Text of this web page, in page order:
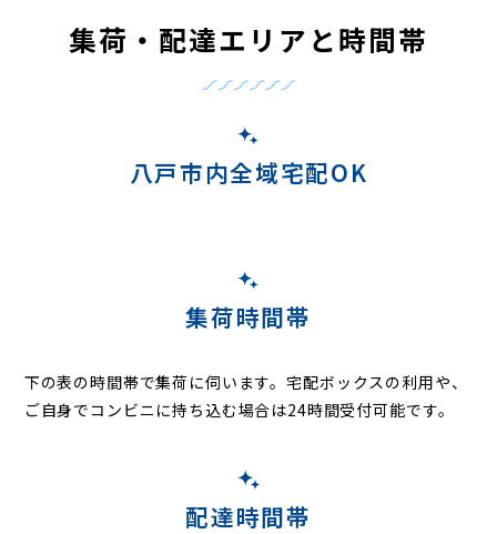
集荷・配達エリアと時間帯
八戸市内全域宅配OK
集荷時間帯
下の表の時間帯で集荷に伺います。宅配ボックスの利用や、
ご自身でコンビニに持ち込む場合は24時間受付可能です。
配達時間帯